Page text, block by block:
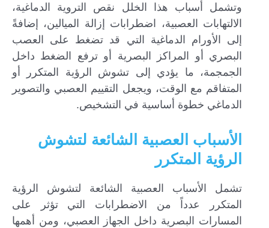
وتشمل أسباب هذا الخلل نقص التروية الدماغية،
الالتهابات العصبية، اضطرابات إزالة الميالين، إضافةً
إلى الأورام الدماغية التي قد تضغط على العصب
البصري أو المراكز البصرية أو ترفع الضغط داخل
الجمجمة، ما يؤدي إلى تشوش الرؤية المتكرر أو
المتفاقم مع الوقت، ويجعل التقييم العصبي والتصوير
الدماغي خطوة أساسية في التشخيص.
الأسباب العصبية الشائعة لتشوش
الرؤية المتكرر
تشمل الأسباب العصبية الشائعة لتشوش الرؤية
المتكرر عدداً من الاضطرابات التي تؤثر على
المسارات البصرية داخل الجهاز العصبي، ومن أهمها